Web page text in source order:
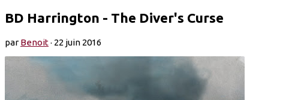
BD Harrington - The Diver's Curse
parBenoit· 22 juin 2016